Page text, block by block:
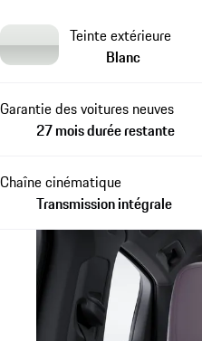
Teinte extérieure
Blanc
Garantie des voitures neuves
27 mois durée restante
Chaîne cinématique
Transmission intégrale